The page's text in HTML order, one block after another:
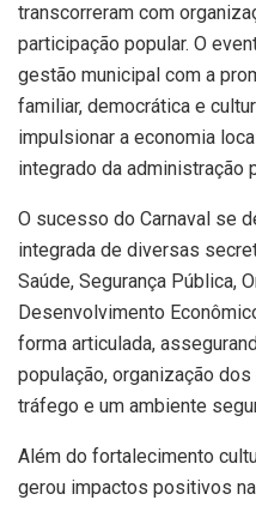
transcorreram com
participação popular. O
gestão municipal com a
familiar, democrática e
impulsionar a economia
integrado da administração
O sucesso do Carnaval se
integrada de diversas
Saúde, Segurança Pública,
Desenvolvimento
forma articulada,
população, organização
tráfego e um ambiente
Além do fortalecimento
gerou impactos positivos